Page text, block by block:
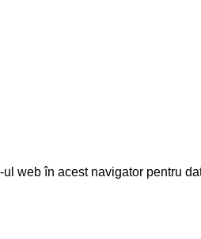
web în acest navigator pentru